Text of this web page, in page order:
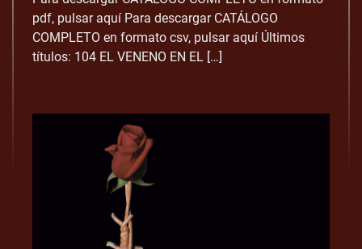
pdf, pulsar aquí Para descargar CATÁLOGO
COMPLETO en formato csv, pulsar aquí Últimos
títulos: 104 EL VENENO EN EL […]